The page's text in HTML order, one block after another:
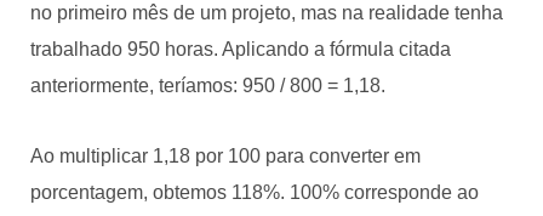
no primeiro mês de um projeto, mas na realidade tenha
trabalhado 950 horas. Aplicando a fórmula citada
anteriormente, teríamos: 950 / 800 = 1,18.
Ao multiplicar 1,18 por 100 para converter em
porcentagem, obtemos 118%. 100% corresponde ao